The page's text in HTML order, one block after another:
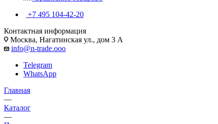
+7 495 104-42-20
Контактная информация
Москва, Нагатинская ул., дом 3 А
info@n-trade.ooo
Telegram
WhatsApp
Главная
—
Каталог
—